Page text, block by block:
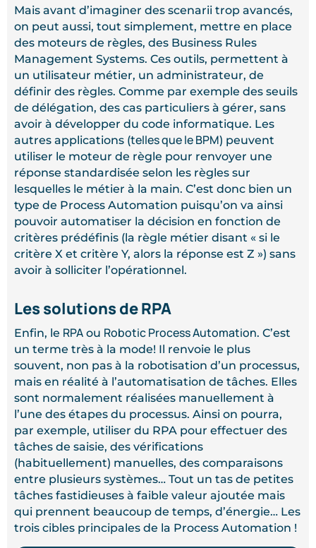
Mais avant d’imaginer des scenarii trop avancés,
on peut aussi, tout simplement, mettre en place
des moteurs de règles, des Business Rules
Management Systems. Ces outils, permettent à
un utilisateur métier, un administrateur, de
définir des règles. Comme par exemple des seuils
de délégation, des cas particuliers à gérer, sans
avoir à développer du code informatique. Les
autres applications (telles que le BPM) peuvent
utiliser le moteur de règle pour renvoyer une
réponse standardisée selon les règles sur
lesquelles le métier à la main. C’est donc bien un
type de Process Automation puisqu’on va ainsi
pouvoir automatiser la décision en fonction de
critères prédéfinis (la règle métier disant « si le
critère X et critère Y, alors la réponse est Z ») sans
avoir à solliciter l’opérationnel.
Les solutions de RPA
Enfin, le RPA ou Robotic Process Automation. C’est
un terme très à la mode! Il renvoie le plus
souvent, non pas à la robotisation d’un processus,
mais en réalité à l’automatisation de tâches. Elles
sont normalement réalisées manuellement à
l’une des étapes du processus. Ainsi on pourra,
par exemple, utiliser du RPA pour effectuer des
tâches de saisie, des vérifications
(habituellement) manuelles, des comparaisons
entre plusieurs systèmes… Tout un tas de petites
tâches fastidieuses à faible valeur ajoutée mais
qui prennent beaucoup de temps, d’énergie… Les
trois cibles principales de la Process Automation !